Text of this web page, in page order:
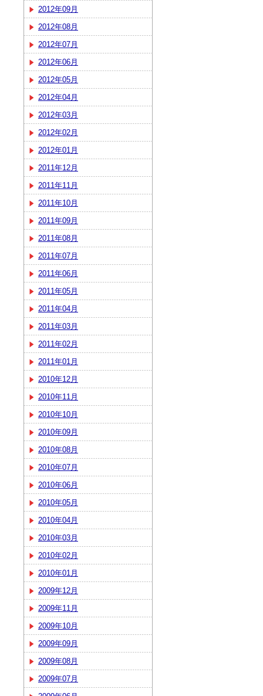
2012年09月
2012年08月
2012年07月
2012年06月
2012年05月
2012年04月
2012年03月
2012年02月
2012年01月
2011年12月
2011年11月
2011年10月
2011年09月
2011年08月
2011年07月
2011年06月
2011年05月
2011年04月
2011年03月
2011年02月
2011年01月
2010年12月
2010年11月
2010年10月
2010年09月
2010年08月
2010年07月
2010年06月
2010年05月
2010年04月
2010年03月
2010年02月
2010年01月
2009年12月
2009年11月
2009年10月
2009年09月
2009年08月
2009年07月